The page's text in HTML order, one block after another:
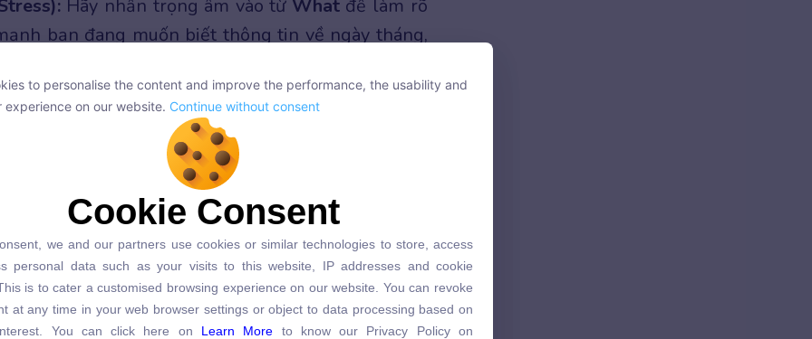
Hãy nhấn trọng âm vào từ Whatđể làm rõ
bạn đang muốn biết thông tin về ngày tháng,
nhẹ thêm ở toDAY.
? (Hôm nay là ngày mấy thế?)
nay là ngày 18 tháng 6.)
to personalise the content and improve the performance, the usability and
on our website.
Continue without consent
Cookie Consent
personal data such as your visits to this website, IP addresses and cookie
is to cater a customised browsing experience on our website. You can revoke
at any time in your web browser settings or object to data processing based on
You can click here on
Learn More
to know our Privacy Policy on
to personalise the content and improve the performance, the usability and
experience on our website. Continue without consent
Cookie Consent
we and our partners use cookies or similar technologies to store, access
personal data such as your visits to this website, IP addresses and cookie
is to cater a customised browsing experience on our website. You can revoke
at any time in your web browser settings or object to data processing based on
You can click here on Learn More to know our Privacy Policy on